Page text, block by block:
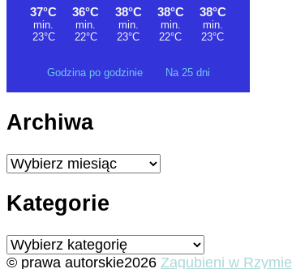
Godzina po godzinie Na 25 dni
Archiwa
Archiwa
Kategorie
Kategorie
© prawa autorskie2026 Zagubieni w Rzymie